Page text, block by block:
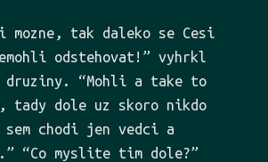
mozne, tak daleko se Cesi
odstehovat!” vyhrkl
druziny. “Mohli a take to
tady dole uz skoro nikdo
chodi jen vedci a
“Co myslite tim dole?”